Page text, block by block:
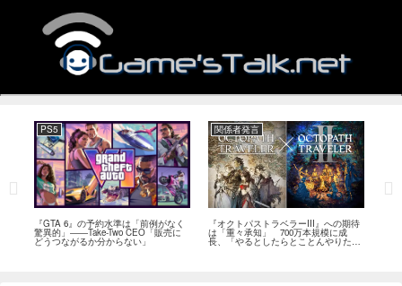
PS5
『GTA 6』の予約水準は「前例がなく
驚異的」――Take-Two CEO「販売に
どうつながるか分からない」
関係者発言
『オクトパストラベラーIII』への期待
は「重々承知」 700万本規模に成
長、「やるとしたらとことんやりた
い」と浅野智也氏